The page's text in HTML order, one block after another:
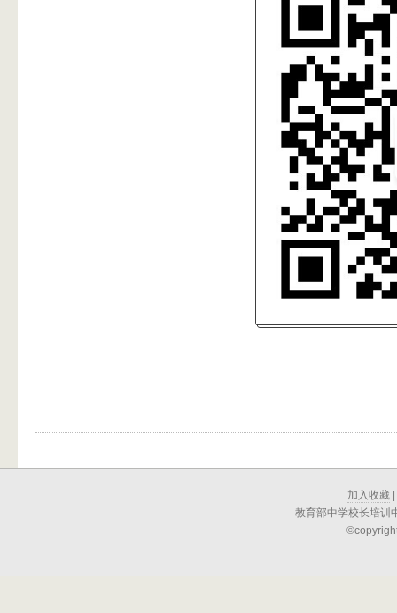
加入收藏
教育部中学校长培训